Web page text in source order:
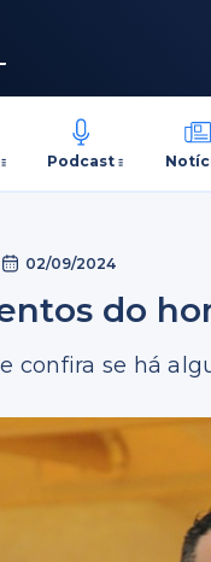
Podcast
02/09/2024
do
confira se há